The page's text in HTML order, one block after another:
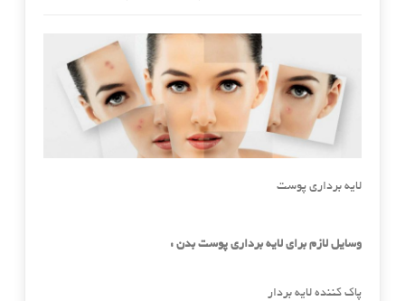
لایه برداری پوست
وسایل لازم برای لایه برداری پوست بدن :
پاک کننده لایه بردار